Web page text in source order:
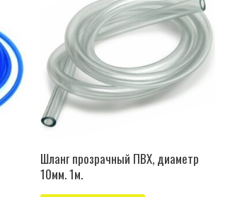
Шланг прозрачный ПВХ, диаметр
10мм. 1м.